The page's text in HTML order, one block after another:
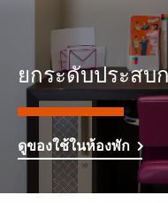
ยกระดับประส
ดูของใช้ในห้องพัก